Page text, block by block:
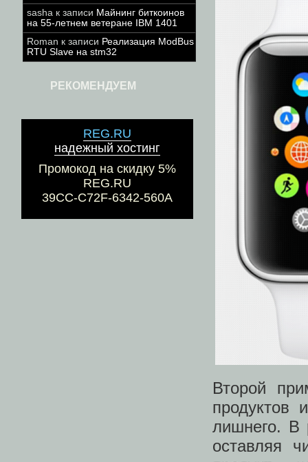
sasha к записи Майнинг биткоинов
на 55-летнем ветеране IBM 1401
Roman к записи Реализация ModBus
RTU Slave на stm32
РЕКОМЕНДУЕМ
REG.RU
надежный хостинг
Промокод на скидку 5%
REG.RU
39CC-C72F-6342-560A
Второй
продуктов
лишнего. В
оставляя